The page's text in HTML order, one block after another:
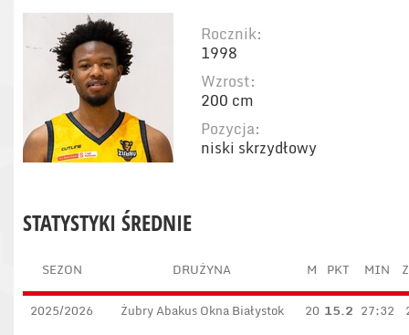
Rocznik:
1998
Wzrost:
200 cm
Pozycja:
niski skrzydłowy
STATYSTYKI ŚREDNIE
SEZON DRUŻYNA M PKT MIN
2025/2026 Żubry Abakus Okna Białystok 20 15.2 27:32